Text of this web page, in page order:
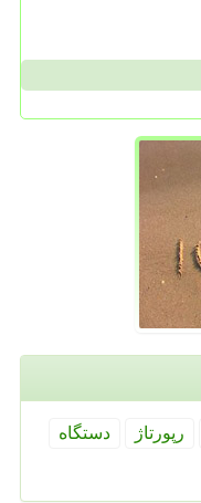
رپورتاژ
دستگاه